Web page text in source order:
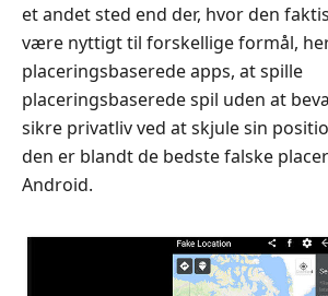
et andet sted end der, hvor den
være nyttigt til forskellige formål,
placeringsbaserede apps, at spille
placeringsbaserede spil uden at
sikre privatliv ved at skjule sin
den er blandt de bedste falske
Android.